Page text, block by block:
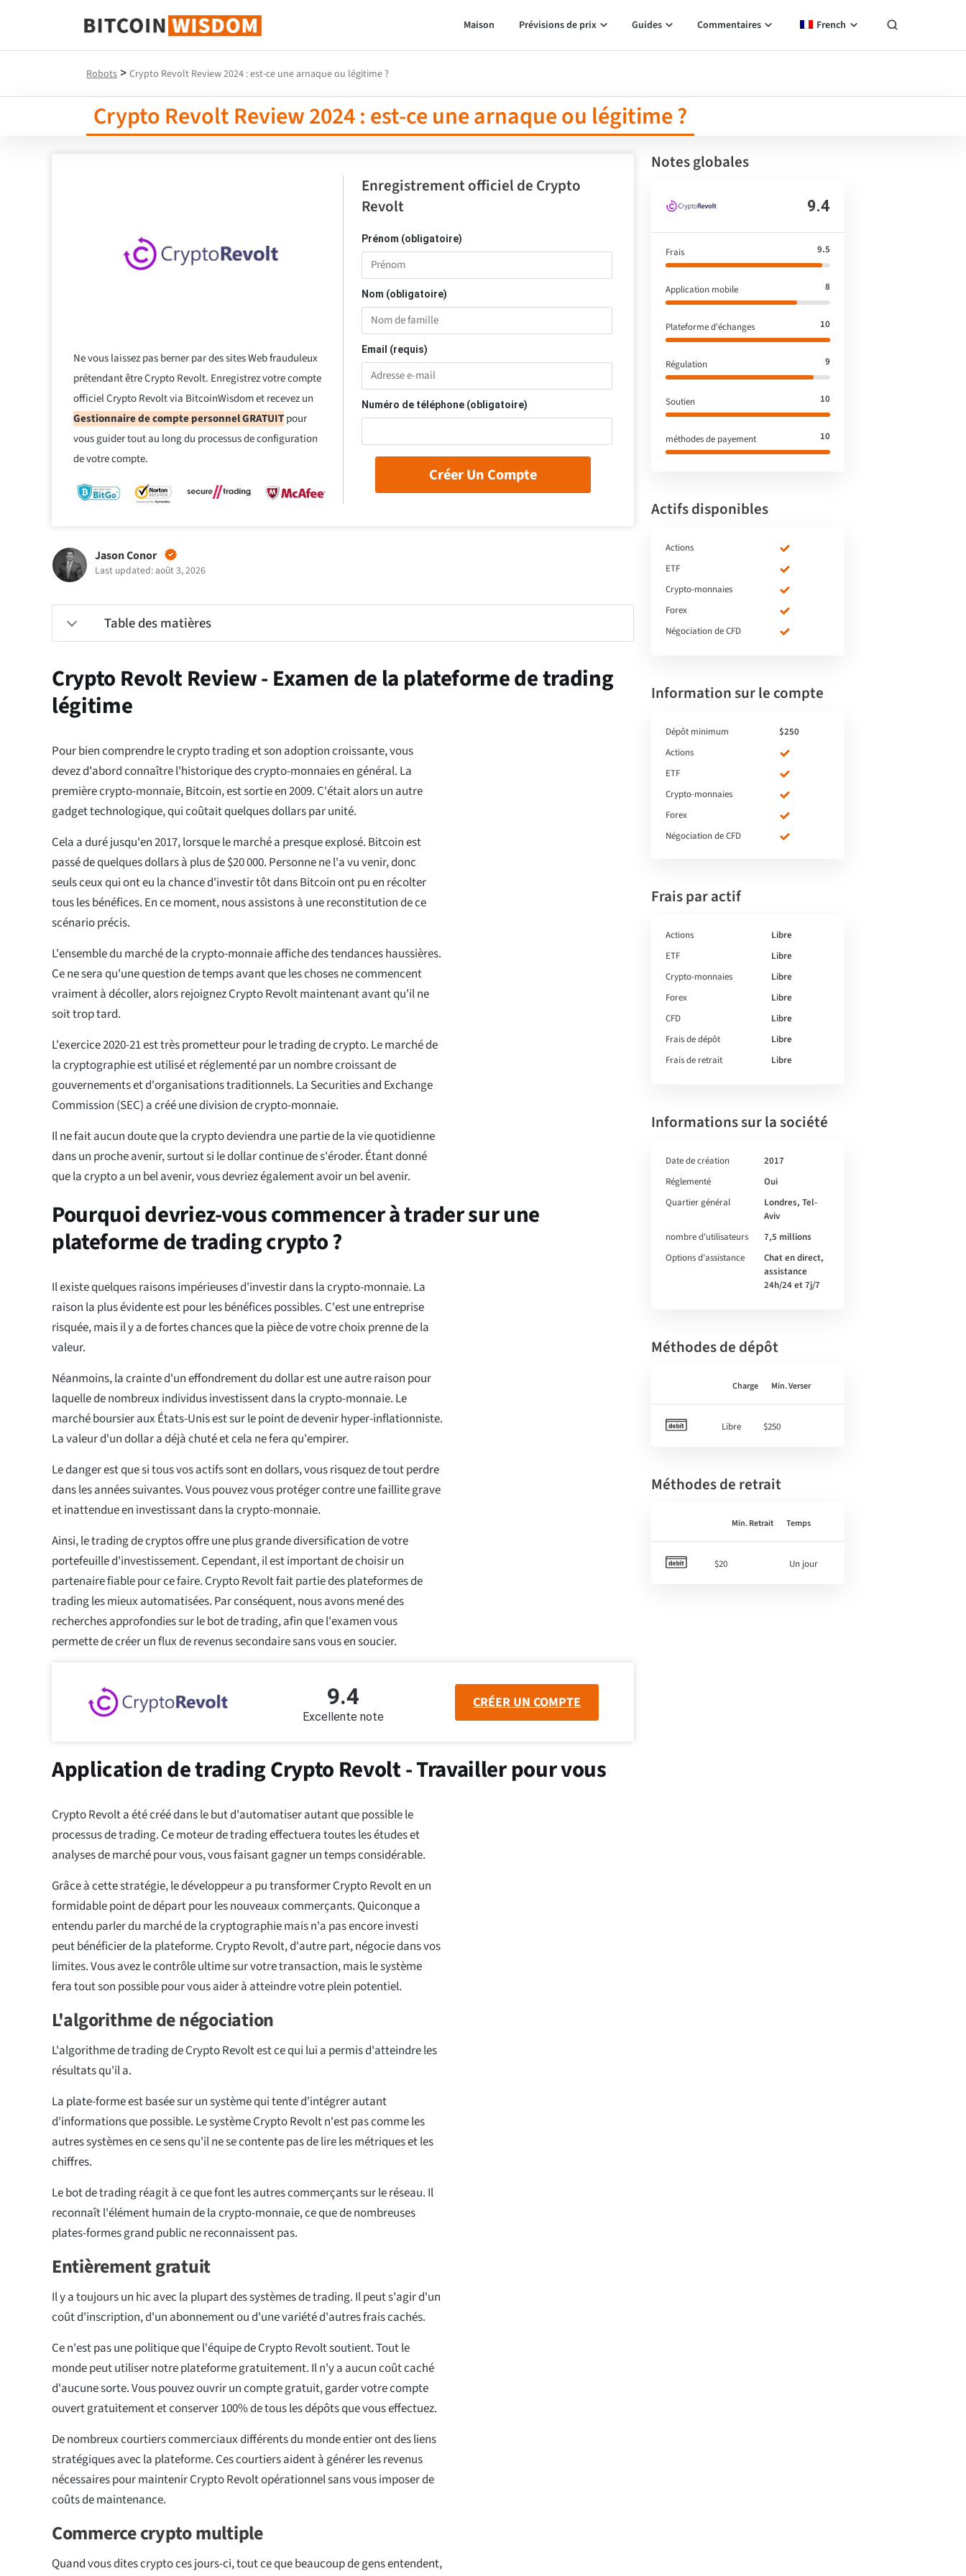
Bitcoin Sagesse
Maison Prévisions de prix Guides Commentaires French
Robots > Crypto Revolt Review 2024 : est-ce une arnaque ou légitime ?
Crypto Revolt Review 2024 : est-ce une arnaque ou légitime ?
Ne vous laissez pas berner par des sites Web frauduleux
prétendant être Crypto Revolt. Enregistrez votre compte
officiel Crypto Revolt via BitcoinWisdom et recevez un
Gestionnaire de compte personnel GRATUITpour
vous guider tout au long du processus de configuration
de votre compte.
Enregistrement officiel de Crypto
Revolt
Prénom (obligatoire)
Nom (obligatoire)
Email (requis)
Numéro de téléphone (obligatoire)
Créer Un Compte
Jason Conor
Last updated: août 3, 2026
Table des matières
Crypto Revolt Review - Examen de la plateforme de trading
légitime
Pour bien comprendre le crypto trading et son adoption croissante, vous
devez d'abord connaître l'historique des crypto-monnaies en général. La
première crypto-monnaie, Bitcoin, est sortie en 2009. C'était alors un autre
gadget technologique, qui coûtait quelques dollars par unité.
Cela a duré jusqu'en 2017, lorsque le marché a presque explosé. Bitcoin est
passé de quelques dollars à plus de $20 000. Personne ne l'a vu venir, donc
seuls ceux qui ont eu la chance d'investir tôt dans Bitcoin ont pu en récolter
tous les bénéfices. En ce moment, nous assistons à une reconstitution de ce
scénario précis.
L'ensemble du marché de la crypto-monnaie affiche des tendances haussières.
Ce ne sera qu'une question de temps avant que les choses ne commencent
vraiment à décoller, alors rejoignez Crypto Revolt maintenant avant qu'il ne
soit trop tard.
L'exercice 2020-21 est très prometteur pour le trading de crypto. Le marché de
la cryptographie est utilisé et réglementé par un nombre croissant de
gouvernements et d'organisations traditionnels. La Securities and Exchange
Commission (SEC) a créé une division de crypto-monnaie.
Il ne fait aucun doute que la crypto deviendra une partie de la vie quotidienne
dans un proche avenir, surtout si le dollar continue de s'éroder. Étant donné
que la crypto a un bel avenir, vous devriez également avoir un bel avenir.
Pourquoi devriez-vous commencer à trader sur une
plateforme de trading crypto ?
Il existe quelques raisons impérieuses d'investir dans la crypto-monnaie. La
raison la plus évidente est pour les bénéfices possibles. C'est une entreprise
risquée, mais il y a de fortes chances que la pièce de votre choix prenne de la
valeur.
Néanmoins, la crainte d'un effondrement du dollar est une autre raison pour
laquelle de nombreux individus investissent dans la crypto-monnaie. Le
marché boursier aux États-Unis est sur le point de devenir hyper-inflationniste.
La valeur d'un dollar a déjà chuté et cela ne fera qu'empirer.
Le danger est que si tous vos actifs sont en dollars, vous risquez de tout perdre
dans les années suivantes. Vous pouvez vous protéger contre une faillite grave
et inattendue en investissant dans la crypto-monnaie.
Ainsi, le trading de cryptos offre une plus grande diversification de votre
portefeuille d'investissement. Cependant, il est important de choisir un
partenaire fiable pour ce faire. Crypto Revolt fait partie des plateformes de
trading les mieux automatisées. Par conséquent, nous avons mené des
recherches approfondies sur le bot de trading, afin que l'examen vous
permette de créer un flux de revenus secondaire sans vous en soucier.
9.4
Excellente note
CRÉER UN COMPTE
Application de trading Crypto Revolt - Travailler pour vous
Crypto Revolt a été créé dans le but d'automatiser autant que possible le
processus de trading. Ce moteur de trading effectuera toutes les études et
analyses de marché pour vous, vous faisant gagner un temps considérable.
Grâce à cette stratégie, le développeur a pu transformer Crypto Revolt en un
formidable point de départ pour les nouveaux commerçants. Quiconque a
entendu parler du marché de la cryptographie mais n'a pas encore investi
peut bénéficier de la plateforme. Crypto Revolt, d'autre part, négocie dans vos
limites. Vous avez le contrôle ultime sur votre transaction, mais le système
fera tout son possible pour vous aider à atteindre votre plein potentiel.
L'algorithme de négociation
L'algorithme de trading de Crypto Revolt est ce qui lui a permis d'atteindre les
résultats qu'il a.
La plate-forme est basée sur un système qui tente d'intégrer autant
d'informations que possible. Le système Crypto Revolt n'est pas comme les
autres systèmes en ce sens qu'il ne se contente pas de lire les métriques et les
chiffres.
Le bot de trading réagit à ce que font les autres commerçants sur le réseau. Il
reconnaît l'élément humain de la crypto-monnaie, ce que de nombreuses
plates-formes grand public ne reconnaissent pas.
Entièrement gratuit
Il y a toujours un hic avec la plupart des systèmes de trading. Il peut s'agir d'un
coût d'inscription, d'un abonnement ou d'une variété d'autres frais cachés.
Ce n'est pas une politique que l'équipe de Crypto Revolt soutient. Tout le
monde peut utiliser notre plateforme gratuitement. Il n'y a aucun coût caché
d'aucune sorte. Vous pouvez ouvrir un compte gratuit, garder votre compte
ouvert gratuitement et conserver 100% de tous les dépôts que vous effectuez.
De nombreux courtiers commerciaux différents du monde entier ont des liens
stratégiques avec la plateforme. Ces courtiers aident à générer les revenus
nécessaires pour maintenir Crypto Revolt opérationnel sans vous imposer de
coûts de maintenance.
Commerce crypto multiple
Quand vous dites crypto ces jours-ci, tout ce que beaucoup de gens entendent,
Notes globales
9.4
Frais 9.5
Application mobile 8
Plateforme d'échanges 10
Régulation 9
Soutien 10
méthodes de payement 10
Actifs disponibles
Actions
ETF
Crypto-monnaies
Forex
Négociation de CFD
Information sur le compte
Dépôt minimum
$250
Actions
ETF
Crypto-monnaies
Forex
Négociation de CFD
Frais par actif
Actions
Libre
ETF
Libre
Crypto-monnaies
Libre
Forex
Libre
CFD
Libre
Frais de dépôt
Libre
Frais de retrait
Libre
Informations sur la société
Date de création
2017
Réglementé
Oui
Quartier général
Londres, Tel-
Aviv
nombre d'utilisateurs
7,5 millions
Options d'assistance
Chat en direct,
assistance
24h/24 et 7j/7
Méthodes de dépôt
Charge Min. Verser
Libre $250
Méthodes de retrait
Min. Retrait Temps
$20 Un jour